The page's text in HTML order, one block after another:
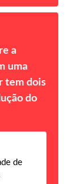
a
uma
tem dois
do
de